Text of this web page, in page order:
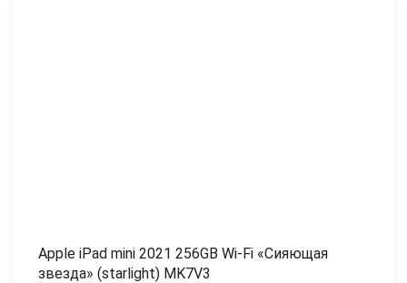
Apple iPad mini 2021 256GB Wi-Fi «Сияющая
звезда» (starlight) MK7V3